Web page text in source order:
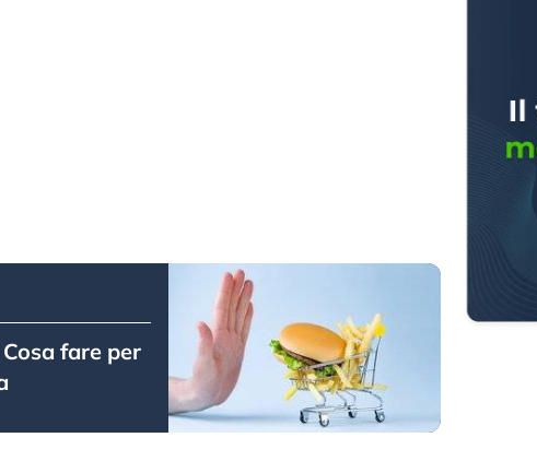
fare per